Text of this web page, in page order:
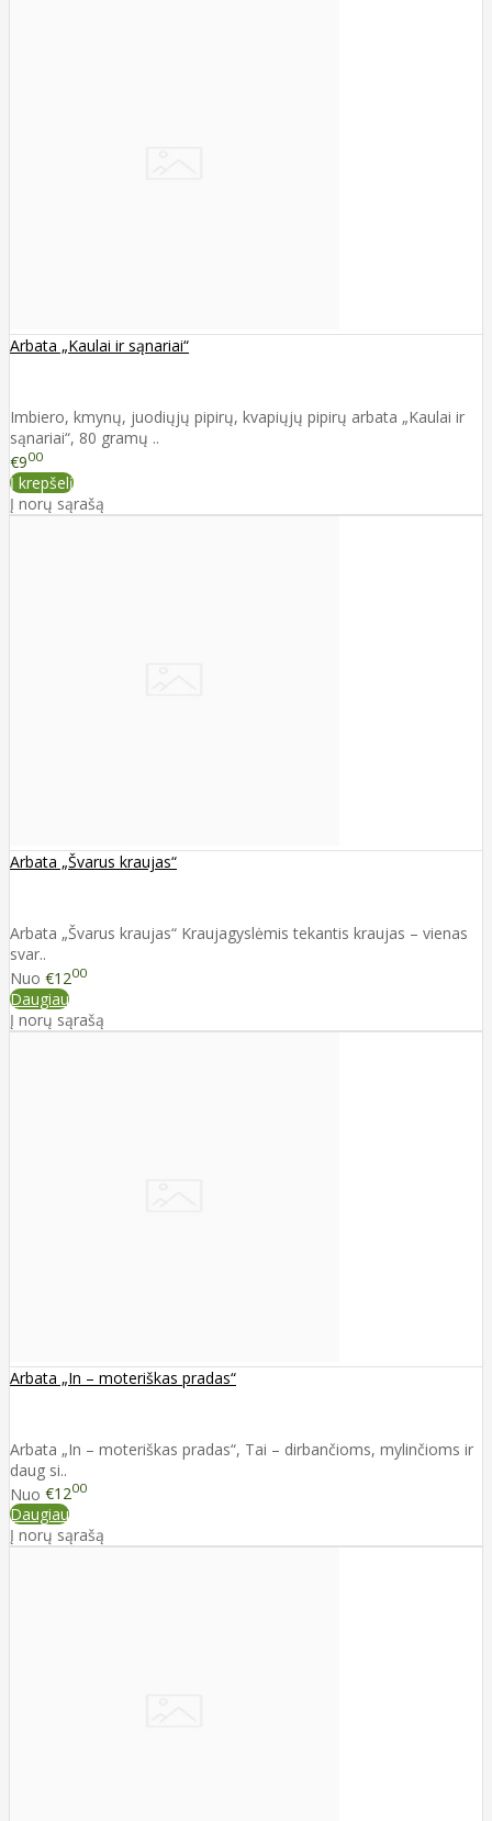
Arbata „Kaulai ir sąnariai“
Imbiero, kmynų, juodiųjų pipirų, kvapiųjų pipirų arbata „Kaulai ir
sąnariai“, 80 gramų ..
€900
Į krepšelį
Į norų sąrašą
Arbata „Švarus kraujas“
Arbata „Švarus kraujas“ Kraujagyslėmis tekantis kraujas – vienas
svar..
Nuo €1200
Daugiau
Į norų sąrašą
Arbata „In – moteriškas pradas“
Arbata „In – moteriškas pradas“, Tai – dirbančioms, mylinčioms ir
daug si..
Nuo €1200
Daugiau
Į norų sąrašą